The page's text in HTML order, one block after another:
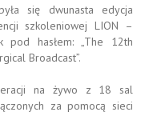
się dwunasta edycja
szkoleniowej LION –
pod hasłem: „The 12th
Broadcast”.
na żywo z 18 sal
za pomocą sieci